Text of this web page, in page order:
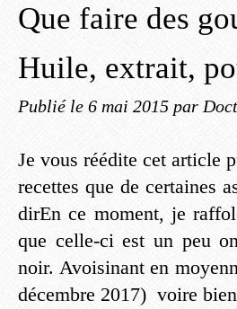
Que faire des
Huile, extrait,
Publié le 6 mai 2015 par
Je vous réédite cet article
recettes que de certaines
dirEn ce moment, je
que celle-ci est un peu
noir. Avoisinant en
décembre 2017) voire